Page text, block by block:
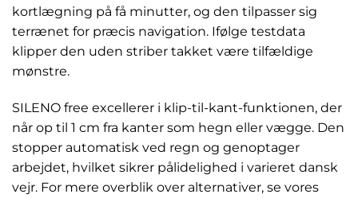
kortlægning på få minutter, og den tilpasser sig
terrænet for præcis navigation. Ifølge testdata
klipper den uden striber takket være tilfældige
mønstre.
SILENO free excellerer i klip-til-kant-funktionen, der
når op til 1 cm fra kanter som hegn eller vægge. Den
stopper automatisk ved regn og genoptager
arbejdet, hvilket sikrer pålidelighed i varieret dansk
vejr. For mere overblik over alternativer, se vores